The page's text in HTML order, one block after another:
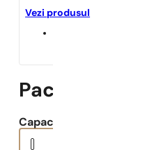
Vezi produsul
Paco
Capacitate: